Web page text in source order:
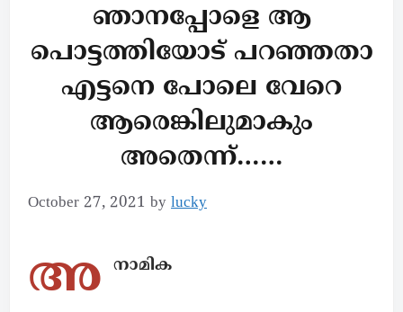
ഞാനപ്പോളെ ആ
പൊട്ടത്തിയോട് പറഞ്ഞതാ
എട്ടനെ പോലെ വേറെ
ആരെങ്കിലുമാകും
അതെന്ന്……
October 27, 2021 by lucky
അ നാമിക